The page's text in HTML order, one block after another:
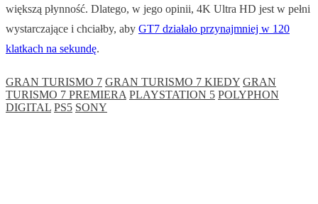
większą płynność. Dlatego, w jego opinii, 4K Ultra HD jest w pełni
wystarczające i chciałby, aby GT7 działało przynajmniej w 120
klatkach na sekundę.
GRAN TURISMO 7 GRAN TURISMO 7 KIEDY GRAN
TURISMO 7 PREMIERA PLAYSTATION 5 POLYPHON
DIGITAL PS5 SONY